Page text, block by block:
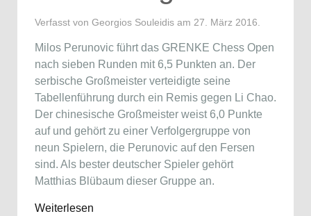
Verfasst von Georgios Souleidis am 27. März 2016
Milos Perunovic führt das GRENKE Chess Open
nach sieben Runden mit 6,5 Punkten an. Der
serbische Großmeister verteidigte seine
Tabellenführung durch ein Remis gegen Li Chao.
Der chinesische Großmeister weist 6,0 Punkte
auf und gehört zu einer Verfolgergruppe von
neun Spielern, die Perunovic auf den Fersen
sind. Als bester deutscher Spieler gehört
Matthias Blübaum dieser Gruppe an.
Weiterlesen